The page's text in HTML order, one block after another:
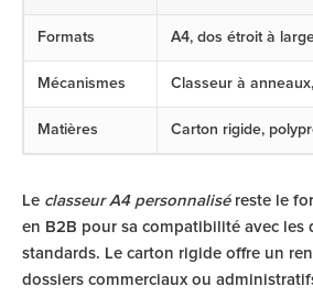
Formats A4, dos étroit à
Mécanismes Classeur à
Matières Carton rigide,
Le classeur A4 personnaliséreste le
en B2B pour sa compatibilité avec les
standards. Le carton rigide offre un
dossiers commerciaux ou